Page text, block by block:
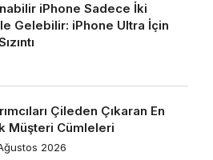
iPhone Sadece İki
Gelebilir: iPhone Ultra İçin
Çileden Çıkaran En
Müşteri Cümleleri
2026